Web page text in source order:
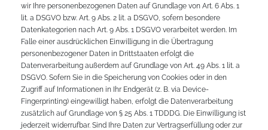
wir Ihre personenbezogenen Daten auf Grundlage von Art. 6 Abs. 1
lit. a DSGVO bzw. Art. 9 Abs. 2 lit. a DSGVO, sofern besondere
Datenkategorien nach Art. 9 Abs. 1 DSGVO verarbeitet werden. Im
Falle einer ausdrücklichen Einwilligung in die Übertragung
personenbezogener Daten in Drittstaaten erfolgt die
Datenverarbeitung außerdem auf Grundlage von Art. 49 Abs. 1 lit. a
DSGVO. Sofern Sie in die Speicherung von Cookies oder in den
Zugriff auf Informationen in Ihr Endgerät (z. B. via Device-
Fingerprinting) eingewilligt haben, erfolgt die Datenverarbeitung
zusätzlich auf Grundlage von § 25 Abs. 1 TDDDG. Die Einwilligung ist
jederzeit widerrufbar. Sind Ihre Daten zur Vertragserfüllung oder zur